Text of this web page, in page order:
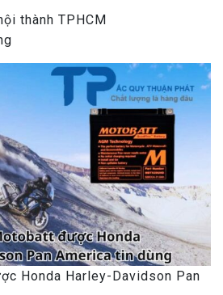
thành TPHCM
Honda Harley-Davidson Pan